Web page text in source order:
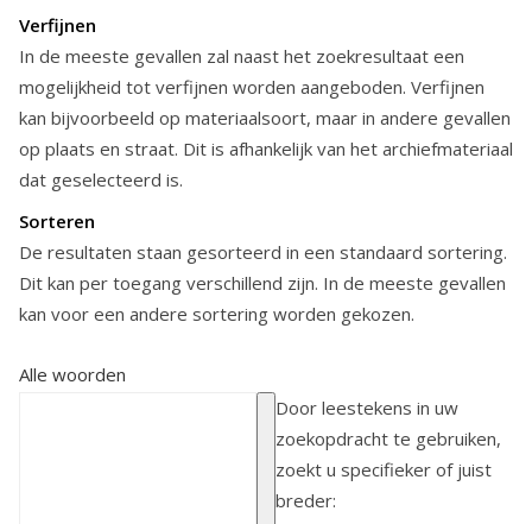
Verfijnen
In de meeste gevallen zal naast het zoekresultaat een
mogelijkheid tot verfijnen worden aangeboden. Verfijnen
kan bijvoorbeeld op materiaalsoort, maar in andere gevallen
op plaats en straat. Dit is afhankelijk van het archiefmateriaal
dat geselecteerd is.
Sorteren
De resultaten staan gesorteerd in een standaard sortering.
Dit kan per toegang verschillend zijn. In de meeste gevallen
kan voor een andere sortering worden gekozen.
Alle woorden
Door leestekens in uw
zoekopdracht te gebruiken,
zoekt u specifieker of juist
breder: